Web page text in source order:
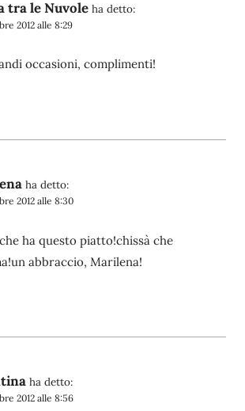
tra le Nuvole ha detto:
2012 alle 8:29
occasioni, complimenti!
ha detto:
2012 alle 8:30
ha questo piatto!chissà che
abbraccio, Marilena!
ha detto:
2012 alle 8:56